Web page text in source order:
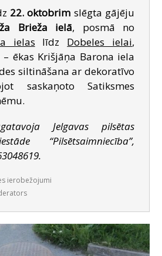
22. oktobrim slēgta gājēju
Brieža ielā, posmā no
ielas līdz Dobeles ielai,
ēkas Krišjāņa Barona iela
siltināšana ar dekoratīvo
saskaņoto Satiksmes
Jelgavas pilsētas
“Pilsētsaimniecība”,
ierobežojumi